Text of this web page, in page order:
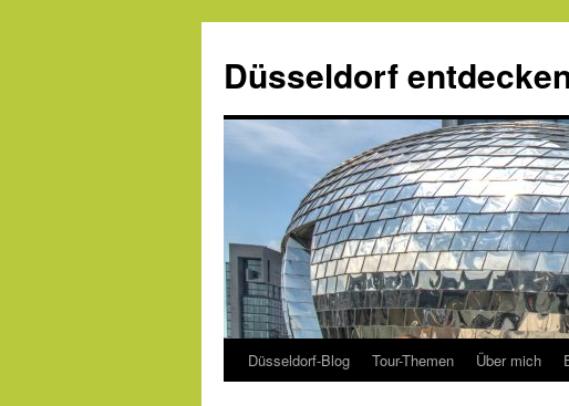
springen
Düsseldorf
Düsseldorf-Blog Tour-Themen Über mich